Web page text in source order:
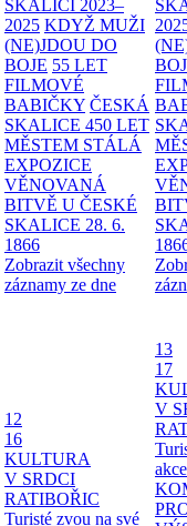
SKALICI 2023–
2025 KDYŽ MUŽI
(NE)JDOU DO
BOJE 55 LET
FILMOVÉ
BABIČKY ČESKÁ
SKALICE 450 LET
MĚSTEM STÁLÁ
EXPOZICE
VĚNOVANÁ
BITVĚ U ČESKÉ
SKALICE 28. 6.
1866
Zobrazit všechny
záznamy ze dne
12
16
KULTURA
V SRDCI
RATIBOŘIC
Turisté zvou na své
13
17
V